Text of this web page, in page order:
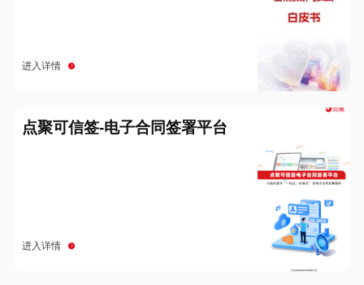
进入详情
点聚可信签-电子合同签署平台
进入详情